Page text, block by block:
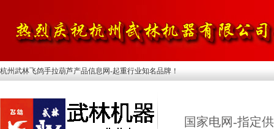
杭州武林飞鸽手拉葫芦产品信息网-起重行业知名品牌！
国家电网-指定